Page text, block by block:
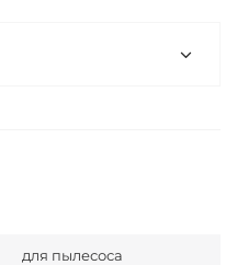
для пылесоса